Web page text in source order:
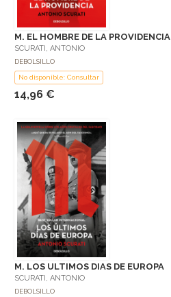
M. EL HOMBRE DE LA PROVIDENCIA
SCURATI, ANTONIO
DEBOLSILLO
No disponible: Consultar
14,96 €
M. LOS ULTIMOS DIAS DE EUROPA
SCURATI, ANTONIO
DEBOLSILLO